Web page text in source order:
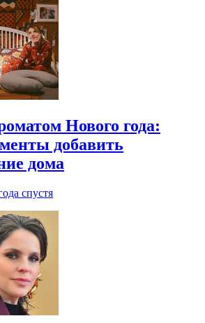
Нового года:
добавить
дома
спустя